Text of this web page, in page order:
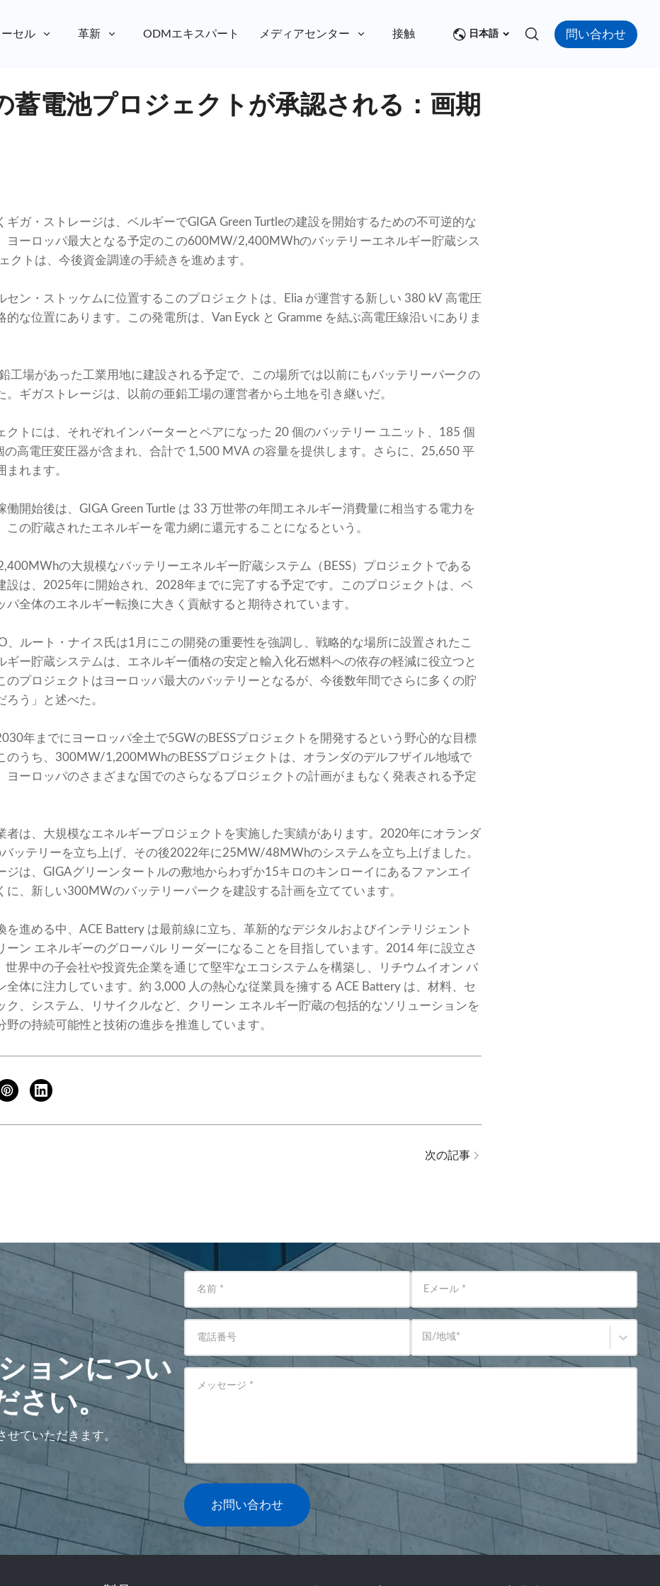
セル 革新 ODMエキスパート メディアセンター 接触 日本語 問い合わせ
蓄電池プロジェクトが承認される：画期
ギガ・ストレージは、ベルギーでGIGA Green Turtleの建設を開始するための不可逆的な
ヨーロッパ最大となる予定のこの600MW/2,400MWhのバッテリーエネルギー貯蔵シス
クトは、今後資金調達の手続きを進めます。
セン・ストッケムに位置するこのプロジェクトは、Elia が運営する新しい 380 kV 高電圧
的な位置にあります。この発電所は、Van Eyck と Gramme を結ぶ高電圧線沿いにありま
工場があった工業用地に建設される予定で、この場所では以前にもバッテリーパークの
。ギガストレージは、以前の亜鉛工場の運営者から土地を引き継いだ。
クトには、それぞれインバーターとペアになった 20 個のバッテリー ユニット、185 個
の高電圧変圧器が含まれ、合計で 1,500 MVA の容量を提供します。さらに、25,650 平
れます。
働開始後は、GIGA Green Turtle は 33 万世帯の年間エネルギー消費量に相当する電力を
この貯蔵されたエネルギーを電力網に還元することになるという。
の大規模なバッテリーエネルギー貯蔵システム（BESS）プロジェクトである
設は、2025年に開始され、2028年までに完了する予定です。このプロジェクトは、ベ
パ全体のエネルギー転換に大きく貢献すると期待されています。
、ルート・ナイス氏は1月にこの開発の重要性を強調し、戦略的な場所に設置されたこ
ギー貯蔵システムは、エネルギー価格の安定と輸入化石燃料への依存の軽減に役立つと
のプロジェクトはヨーロッパ最大のバッテリーとなるが、今後数年間でさらに多くの貯
う」と述べた。
年までにヨーロッパ全土で5GWのBESSプロジェクトを開発するという野心的な目標
のうち、300MW/1,200MWhのBESSプロジェクトは、オランダのデルフザイル地域で
ヨーロッパのさまざまな国でのさらなるプロジェクトの計画がまもなく発表される予定
者は、大規模なエネルギープロジェクトを実施した実績があります。2020年にオランダ
ッテリーを立ち上げ、その後2022年に25MW/48MWhのシステムを立ち上げました。
ジは、GIGAグリーンタートルの敷地からわずか15キロのキンローイにあるファンエイ
に、新しい300MWのバッテリーパークを建設する計画を立てています。
を進める中、ACE Battery は最前線に立ち、革新的なデジタルおよびインテリジェント
ーン エネルギーのグローバル リーダーになることを目指しています。2014 年に設立さ
世界中の子会社や投資先企業を通じて堅牢なエコシステムを構築し、リチウムイオン バ
全体に注力しています。約 3,000 人の熱心な従業員を擁する ACE Battery は、材料、セ
ク、システム、リサイクルなど、クリーン エネルギー貯蔵の包括的なソリューションを
野の持続可能性と技術の進歩を推進しています。
次の記事
ョンについ
さい。
ていただきます。
名前 * Eメール *
電話番号 国/地域*
メッセージ *
お問い合わせ